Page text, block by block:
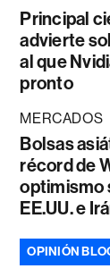
Principal
advierte
al que
pronto
MERCADOS
Bolsas
récord de
optimismo
EE.UU. e
OPINIÓN